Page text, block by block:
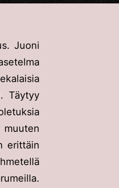
Juoni
Täytyy
erittäin